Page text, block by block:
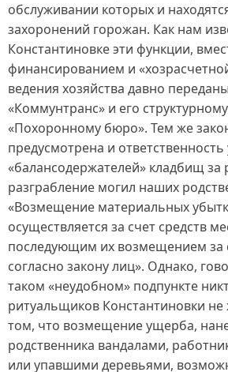
обслуживании которых и
захоронений горожан. Как нам
Константиновке эти функции,
финансированием и
ведения хозяйства давно
«Коммунтранс» и его
«Похоронному бюро». Тем же
предусмотрена и
«балансодержателей» кладбищ за
разграбление могил наших
«Возмещение материальных
осуществляется за счет средств
последующим их возмещением за
согласно закону лиц». Однако,
таком «неудобном» подпункте
ритуальщиков Константиновки не
том, что возмещение ущерба,
родственника вандалами,
или упавшими деревьями,